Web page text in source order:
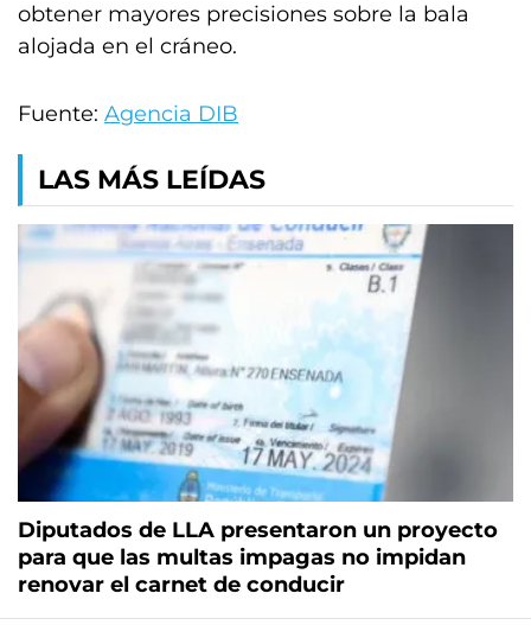
obtener mayores precisiones sobre la bala
alojada en el cráneo.
Fuente: Agencia DIB
LAS MÁS LEÍDAS
Diputados de LLA presentaron un proyecto
para que las multas impagas no impidan
renovar el carnet de conducir